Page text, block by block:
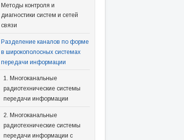
Методы контроля и
диагностики систем и сетей
связи
Разделение каналов по форме
в широкополосных системах
передачи информации
1. Многоканальные
радиотехнические системы
передачи информации
2. Многоканальные
радиотехнические системы
передачи информации с